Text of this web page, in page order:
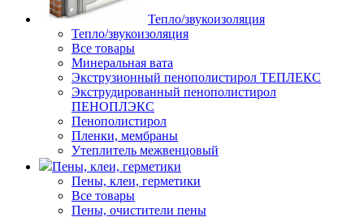
Тепло/звукоизоляция
Тепло/звукоизоляция
Все товары
Минеральная вата
Экструзионный пенополистирол ТЕПЛЕКС
Экструдированный пенополистирол
ПЕНОПЛЭКС
Пенополистирол
Пленки, мембраны
Утеплитель межвенцовый
Пены, клеи, герметики
Пены, клеи, герметики
Все товары
Пены, очистители пены